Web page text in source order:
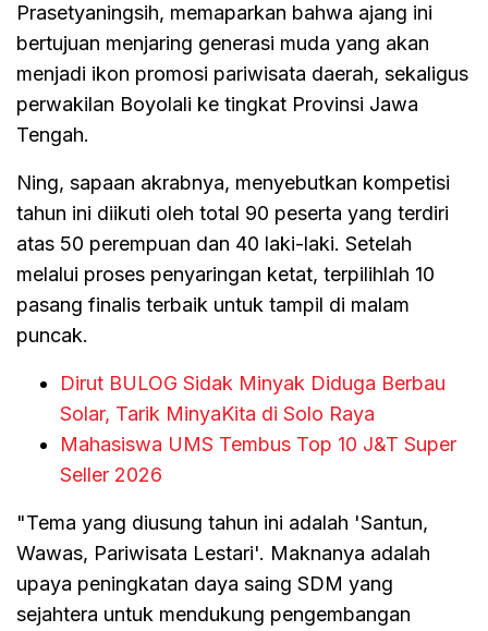
Prasetyaningsih, memaparkan bahwa ajang ini
bertujuan menjaring generasi muda yang akan
menjadi ikon promosi pariwisata daerah, sekaligus
perwakilan Boyolali ke tingkat Provinsi Jawa
Tengah.
Ning, sapaan akrabnya, menyebutkan kompetisi
tahun ini diikuti oleh total 90 peserta yang terdiri
atas 50 perempuan dan 40 laki-laki. Setelah
melalui proses penyaringan ketat, terpilihlah 10
pasang finalis terbaik untuk tampil di malam
puncak.
Dirut BULOG Sidak Minyak Diduga Berbau
Solar, Tarik MinyaKita di Solo Raya
Mahasiswa UMS Tembus Top 10 J&T Super
Seller 2026
"Tema yang diusung tahun ini adalah 'Santun,
Wawas, Pariwisata Lestari'. Maknanya adalah
upaya peningkatan daya saing SDM yang
sejahtera untuk mendukung pengembangan